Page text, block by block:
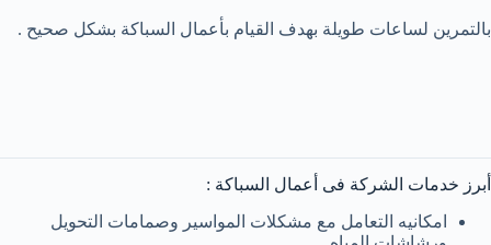
بالتمرين لساعات طويلة بهدف القيام بأعمال السباكة بشكل صحيح .
أبرز خدمات الشركة فى أعمال السباكة :
امكانيه التعامل مع مشكلات المواسير وصمامات التحويل